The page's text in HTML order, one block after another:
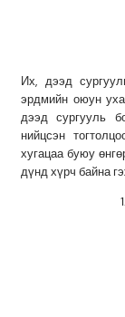
Их, дээд
эрдмийн оюун
дээд сургууль
нийцсэн
хугацаа буюу
дүнд хүрч байна